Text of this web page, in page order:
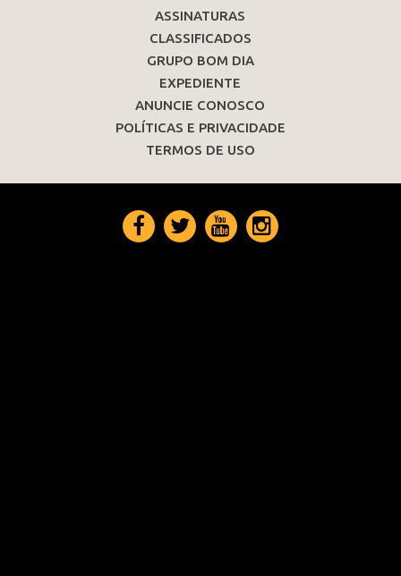
ASSINATURAS
CLASSIFICADOS
GRUPO BOM DIA
EXPEDIENTE
ANUNCIE CONOSCO
POLÍTICAS E PRIVACIDADE
TERMOS DE USO